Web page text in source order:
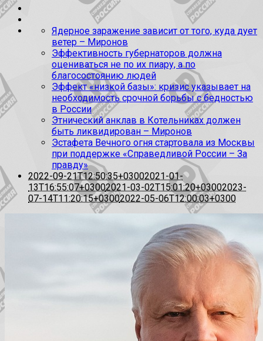
Ядерное заражение зависит от того, куда дует
ветер – Миронов
Эффективность губернаторов должна
оцениваться не по их пиару, а по
благосостоянию людей
Эффект «низкой базы»: кризис указывает на
необходимость срочной борьбы с бедностью
в России
Этнический анклав в Котельниках должен
быть ликвидирован – Миронов
Эстафета Вечного огня стартовала из Москвы
при поддержке «Справедливой России – За
правду»
2022-09-21T12:50:35+03002021-01-
13T16:55:07+03002021-03-02T15:01:20+03002023-
07-14T11:20:15+03002022-05-06T12:00:03+0300